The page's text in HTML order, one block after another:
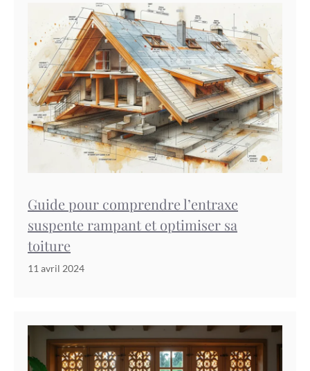
Guide pour comprendre l’entraxe
suspente rampant et optimiser sa
toiture
11 avril 2024